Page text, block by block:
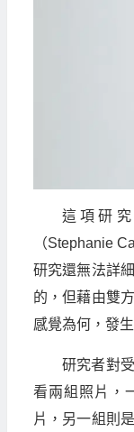
這項研
（Stephanie
研究還無法詳
的，但藉由雙
感覺為何，發
研究者對
看兩組照片，
片，另一組則